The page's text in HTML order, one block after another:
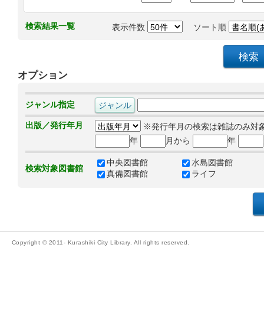
検索結果一覧 表示件数 ソート順
オプション
ジャンル指定
出版／発行年月
※発行年月の検索は雑誌のみ対
年
月から 年
検索対象図書館
中央図書館
水島図書館
真備図書館
ライフ
Copyright © 2011- Kurashiki City Library. All rights reserved.